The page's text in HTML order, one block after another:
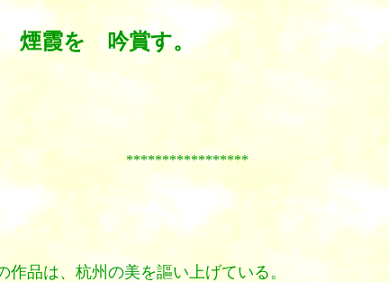
霞を 吟賞す。
*****************
品は、杭州の美を謳い上げている。